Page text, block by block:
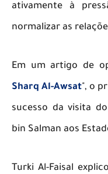
ativamente à
normalizar as
​Em um artigo de
Sharq Al-Awsat", o
sucesso da visita
bin Salman aos
​Turki Al-Faisal